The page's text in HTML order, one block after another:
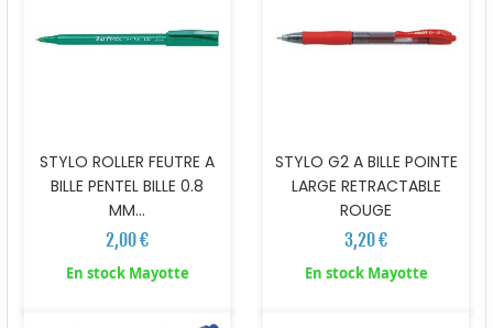
STYLO ROLLER FEUTRE A
BILLE PENTEL BILLE 0.8
MM...
2,00 €
En stock Mayotte
STYLO G2 A BILLE POINTE
LARGE RETRACTABLE
ROUGE
3,20 €
En stock Mayotte